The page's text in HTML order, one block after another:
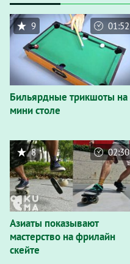
Бильярдные трикшоты на
мини столе
9 01:52
Азиаты показывают
мастерство на фрилайн
скейте
8 02:30